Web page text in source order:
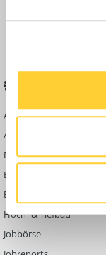
Abbruch
Ausbildung & Beruf
Bau Allgemein
Baumaschinen
Berg- & Tagebau
Hoch- & Tiefbau
Jobbörse